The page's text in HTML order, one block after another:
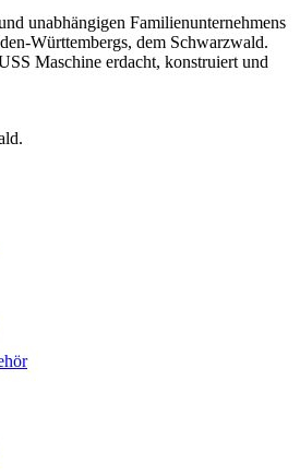
unabhängigen Familienunternehmens
Württembergs, dem Schwarzwald.
Maschine erdacht, konstruiert und